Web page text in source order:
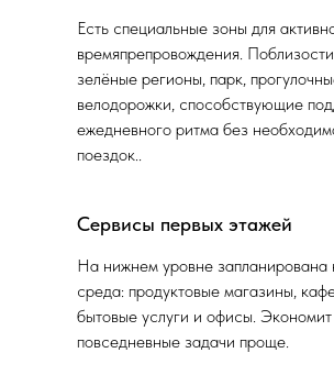
Есть специальные зоны для
времяпрепровождения.
зелёные регионы, парк,
велодорожки, способствующие
ежедневного ритма без
поездок..
Сервисы первых этажей
На нижнем уровне запланирована
среда: продуктовые магазины,
бытовые услуги и офисы.
повседневные задачи проще.